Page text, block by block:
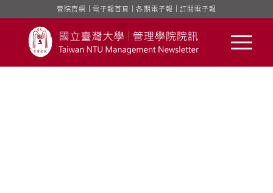
管院官網 電子報首頁 ｜各期電子報 訂閱電子報